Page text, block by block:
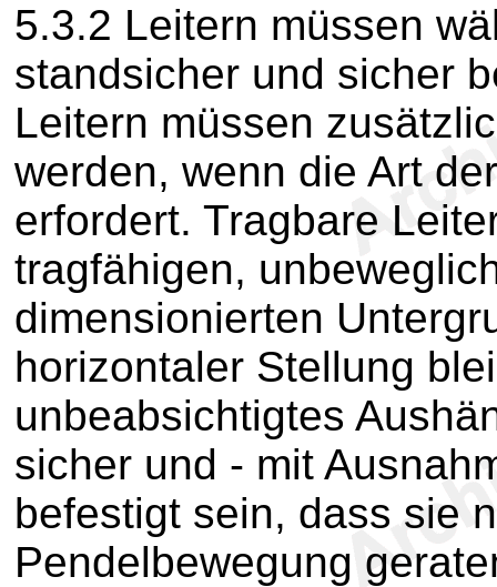
5.3.2 Leitern müssen
standsicher und sicher
Leitern müssen
werden, wenn die Art
erfordert. Tragbare
tragfähigen,
dimensionierten
horizontaler Stellung
unbeabsichtigtes
sicher und - mit
befestigt sein, dass sie
Pendelbewegung